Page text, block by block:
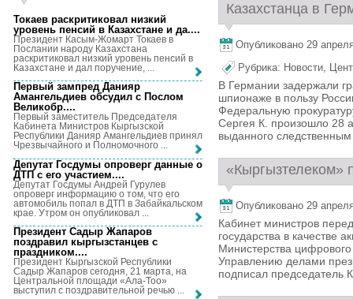
Казахстанца в
Опубликовано 29
Рубрика: Новости,
В Германии задержали
шпионаже в пользу
Федеральную
Сергея К. произошло 28
выданного
«Кыргызтелеком»
Опубликовано 29
Кабинет министров
государства в качестве
Министерства
Управлению делами
подписал председатель
Токаев раскритиковал низкий
уровень пенсий в Казахстане и да....
Президент Касым-Жомарт Токаев в
Послании народу Казахстана
раскритиковал низкий уровень пенсий в
Казахстане и дал поручение, ...
Первый зампред Данияр
Амангельдиев обсудил с Послом
Великобр....
Первый заместитель Председателя
Кабинета Министров Кыргызской
Республики Данияр Амангельдиев принял
Чрезвычайного и Полномочного ...
Депутат Госдумы опроверг данные о
ДТП с его участием....
Депутат Госдумы Андрей Гурулев
опроверг информацию о том, что его
автомобиль попал в ДТП в Забайкальском
крае. Утром он опубликовал ...
Президент Садыр Жапаров
поздравил кыргызстанцев с
праздником....
Президент Кыргызской Республики
Садыр Жапаров сегодня, 21 марта, на
Центральной площади «Ала-Тоо»
выступил с поздравительной речью ...